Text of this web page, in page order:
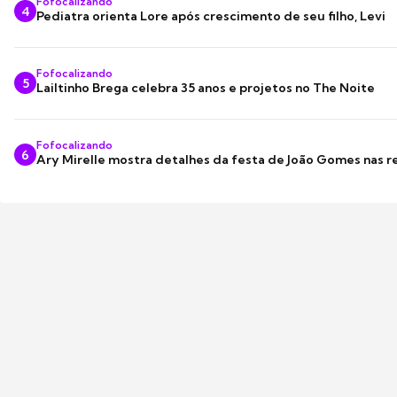
4 Pediatra orienta Lore após crescimento de seu filho, Levi
5
Fofocalizando
Lailtinho Brega celebra 35 anos e projetos no The Noite
6
Fofocalizando
Ary Mirelle mostra detalhes da festa de João Gomes nas